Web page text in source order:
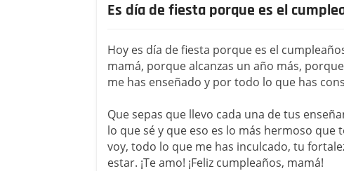
Es día de fiesta porque es el
Hoy es día de fiesta porque es el
mamá, porque alcanzas un año más,
me has enseñado y por todo lo que has
Que sepas que llevo cada una de tus
lo que sé y que eso es lo más hermoso que
voy, todo lo que me has inculcado, tu
estar. ¡Te amo! ¡Feliz cumpleaños, mamá!